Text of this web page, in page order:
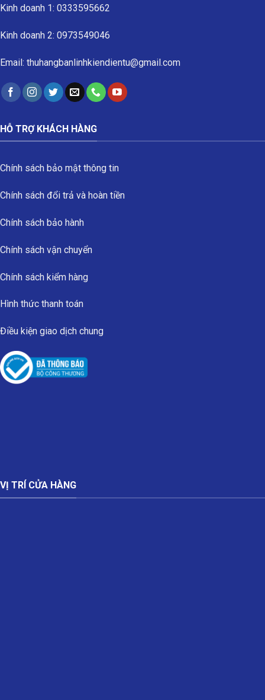
Kinh doanh 1: 0333595662
Kinh doanh 2: 0973549046
Email: thuhangbanlinhkiendientu@gmail.com
HỖ TRỢ KHÁCH HÀNG
Chính sách bảo mật thông tin
Chính sách đổi trả và hoàn tiền
Chính sách bảo hành
Chính sách vận chuyển
Chính sách kiểm hàng
Hình thức thanh toán
Điều kiện giao dịch chung
VỊ TRÍ CỬA HÀNG